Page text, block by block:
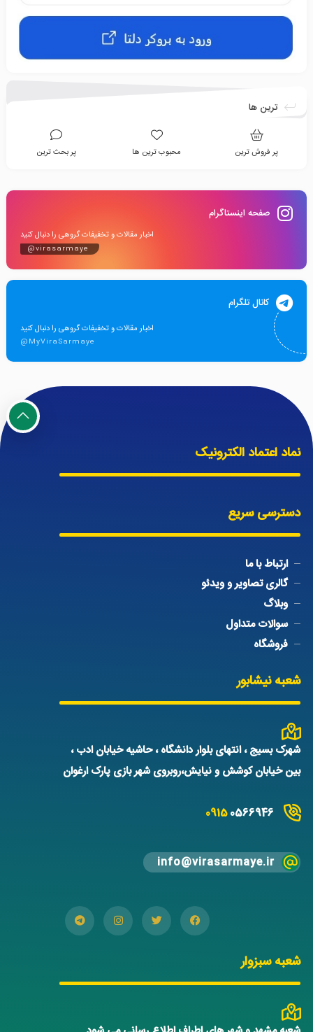
ترین ها
پر فروش ترین محبوب ترین ها پر بحث ترین
صفحه اینستاگرام
اخبار مقالات و تخفیفات گروهی را دنبال کنید
@virasarmaye
کانال تلگرام
اخبار مقالات و تخفیفات گروهی را دنبال کنید
@MyViraSarmaye
نماد اعتماد الکترونیک
دسترسی سریع
ارتباط با ما
گالری تصاویر و ویدئو
وبلاگ
سوالات متداول
فروشگاه
شعبه نیشابور
شهرک بسیج ، انتهای بلوار دانشگاه ، حاشیه خیابان ادب ،
بین خیابان کوشش و نیایش،روبروی شهر بازی پارک ارغوان
09150566946
info@virasarmaye.ir
شعبه سبزوار